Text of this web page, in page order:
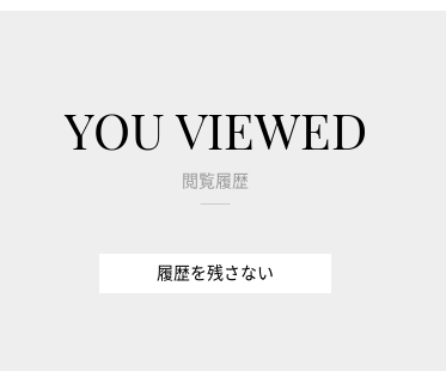
YOU VIEWED
閲覧履歴
履歴を残さない